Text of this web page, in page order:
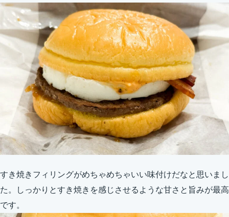
すき焼きフィリングがめちゃめちゃいい味付けだなと思いまし
た。しっかりとすき焼きを感じさせるような甘さと旨みが最高
です。